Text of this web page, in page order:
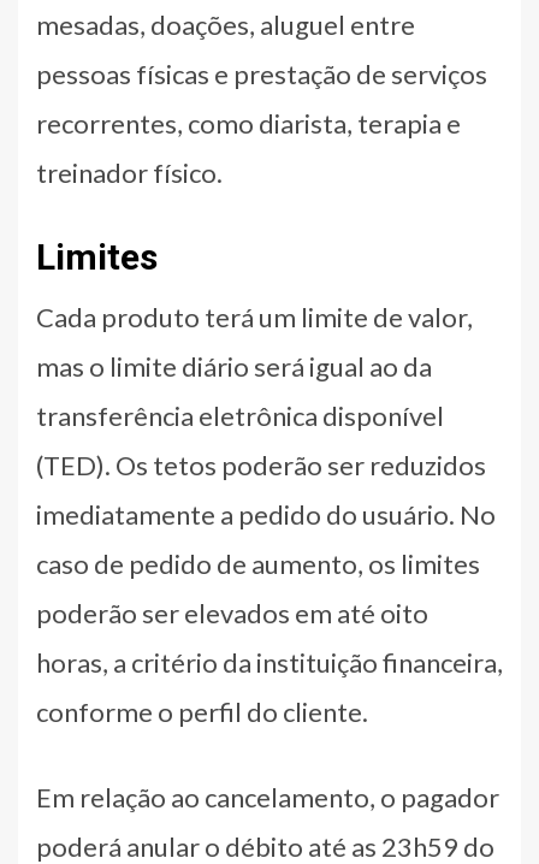
mesadas, doações, aluguel entre
pessoas físicas e prestação de serviços
recorrentes, como diarista, terapia e
treinador físico.
Limites
Cada produto terá um limite de valor,
mas o limite diário será igual ao da
transferência eletrônica disponível
(TED). Os tetos poderão ser reduzidos
imediatamente a pedido do usuário. No
caso de pedido de aumento, os limites
poderão ser elevados em até oito
horas, a critério da instituição financeira,
conforme o perfil do cliente.
Em relação ao cancelamento, o pagador
poderá anular o débito até as 23h59 do